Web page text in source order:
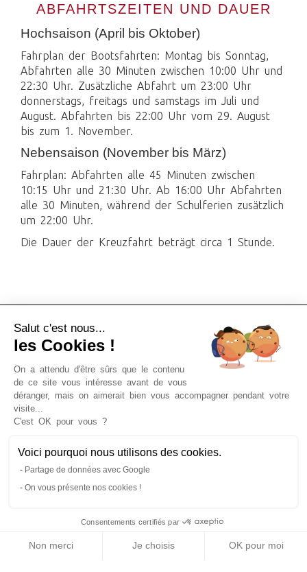
ABFAHRTSZEITEN UND DAUER
Hochsaison (April bis Oktober)
Fahrplan der Bootsfahrten: Montag bis Sonntag,
Abfahrten alle 30 Minuten zwischen 10:00 Uhr und
22:30 Uhr. Zusätzliche Abfahrt um 23:00 Uhr
donnerstags, freitags und samstags im Juli und
August. Abfahrten bis 22:00 Uhr vom 29. August
bis zum 1. November.
Nebensaison (November bis März)
Fahrplan: Abfahrten alle 45 Minuten zwischen
10:15 Uhr und 21:30 Uhr. Ab 16:00 Uhr Abfahrten
alle 30 Minuten, während der Schulferien zusätzlich
um 22:00 Uhr.
Die Dauer der Kreuzfahrt beträgt circa 1 Stunde.
Tickets für Spazierfahrten auf der Seine,
Reservierung von Dinner-Kreuzfahrten,
mehr!
Bateaux-Mouches© 1949-2026. Alle Rechte
Support und Häufig gestellte Fragen
Salut c'est nous...
les Cookies !
On a attendu d'être sûrs que le contenu
de ce site vous intéresse avant de vous
déranger, mais on aimerait bien vous accompagner pendant votre
visite...
C'est OK pour vous ?
Voici pourquoi nous utilisons des cookies.
Partage de données avec Google
On vous présente nos cookies !
Consentements certifiés par
Non merci Je choisis OK pour moi